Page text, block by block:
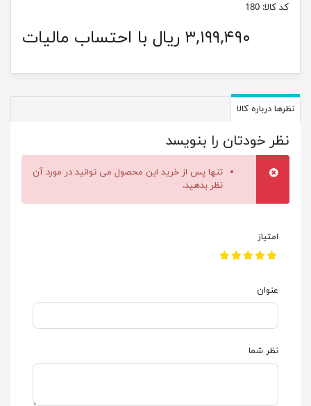
کد کالا: 180
۳,۱۹۹,۴۹۰ ریال با احتساب مالیات
نظرها درباره کالا
نظر خودتان را بنویسد
تنها پس از خرید این محصول می توانید در مورد آن
نظر بدهید.
امتیاز
عنوان
نظر شما